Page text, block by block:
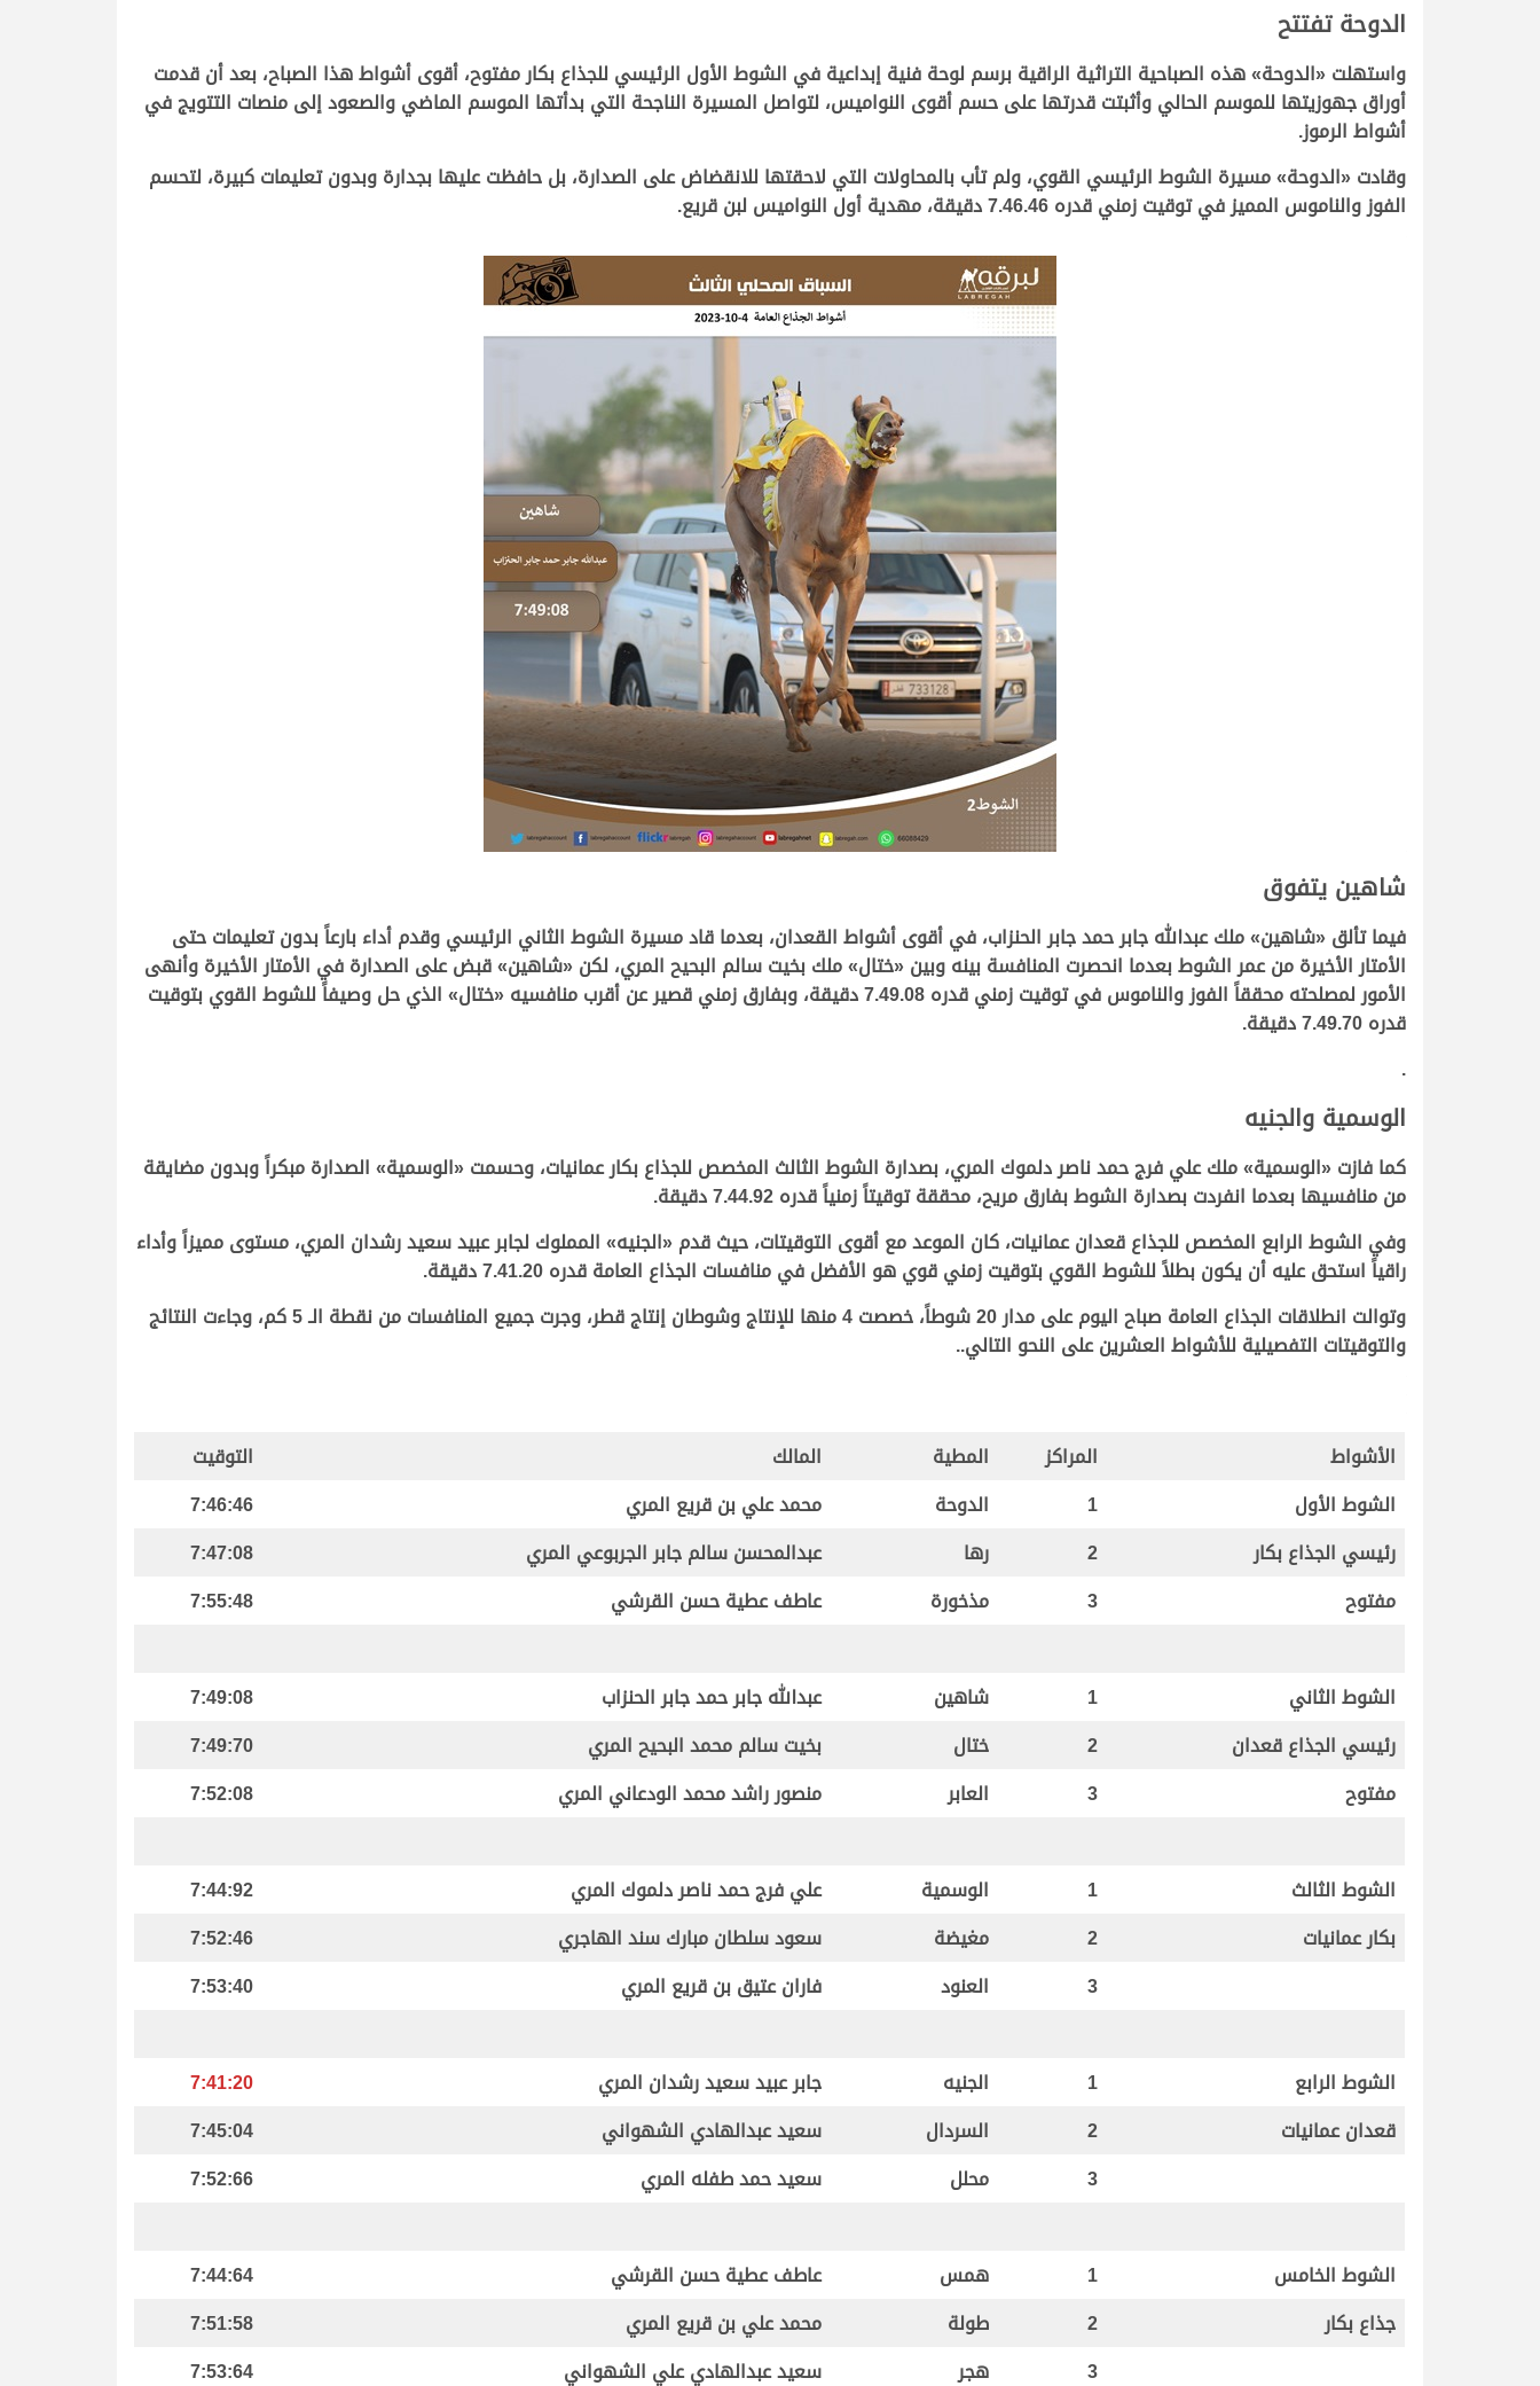
الدوحة تفتتح
واستهلت«الدوحة»هذه الصباحية التراثية الراقية برسم لوحة فنية إبداعية في الشوط الأول الرئيسي للجذاع بكار مفتوح، أقوى أشواط هذا الصباح، بعد أن قدمت
أوراق جهوزيتها للموسم الحالي وأثبتت قدرتها على حسم أقوى النواميس، لتواصل المسيرة الناجحة التي بدأتها الموسم الماضي والصعود إلى منصات التتويج في
أشواط الرموز.
وقادت «الدوحة» مسيرة الشوط الرئيسي القوي، ولم تأب بالمحاولات التي لاحقتها للانقضاض على الصدارة، بل حافظت عليها بجدارة وبدون تعليمات كبيرة، لتحسم
الفوز والناموس المميز في توقيت زمني قدره 7.46.46 دقيقة، مهدية أول النواميس لبن قريع.
شاهين يتفوق
فيما تألق«شاهين» ملكعبدالله جابر حمد جابر الحنزاب، في أقوى أشواط القعدان، بعدما قاد مسيرة الشوط الثاني الرئيسي وقدم أداء بارعاً بدون تعليمات حتى
الأمتار الأخيرة من عمر الشوط بعدما انحصرت المنافسة بينه وبين«ختال»ملك بخيت سالم البحيح المري، لكن«شاهين» قبض على الصدارة في الأمتار الأخيرة وأنهى
الأمور لمصلحته محققاً الفوز والناموس في توقيت زمني قدره 7.49.08 دقيقة، وبفارق زمني قصير عن أقرب منافسيه «
ختال»الذي حل وصيفاً للشوط القوي بتوقيت
قدره 7.49.70 دقيقة.
.
الوسمية والجنيه
كما فازت«الوسمية»ملكعلي فرج حمد ناصر دلموك المري، بصدارة الشوط الثالث المخصص للجذاع بكار عمانيات، وحسمت«الوسمية»الصدارة مبكراً وبدون مضايقة
من منافسيها بعدما انفردت بصدارة الشوط بفارق مريح، محققة توقيتاً زمنياً قدره 7.44.92 دقيقة.
وفي الشوط الرابع المخصص للجذاع قعدان عمانيات، كان الموعد مع أقوى التوقيتات، حيث قدم«الجنيه»المملوك لجابر عبيد سعيد رشدان المري، مستوى مميزاً وأداء
راقياً استحق عليه أن يكون بطلاً للشوط القوي بتوقيت زمني قوي هو الأفضل في منافسات الجذاع العامة قدره 7.41.20 دقيقة.
وتوالت انطلاقات الجذاع العامة صباح اليوم على مدار 20 شوطاً، خصصت 4 منها للإنتاج وشوطان إنتاج قطر، وجرت جميع المنافسات من نقطة الـ 5 كم، وجاءت النتائج
والتوقيتات التفصيلية للأشواط العشرين على النحو التالي..
الأشواط المراكز المطية المالك
التوقيت
الشوط الأول
1 الدوحة محمد علي بن قريع المري
7:46:46
رئيسي الجذاع بكار
2 رها عبدالمحسن سالم جابر الجربوعي المري
7:47:08
مفتوح
3 مذخورة عاطف عطية حسن القرشي 7:55:48
الشوط الثاني 1 شاهين عبدالله جابر حمد جابر الحنزاب
7:49:08
رئيسي الجذاع قعدان
2 ختال بخيت سالم محمد البحيح المري
7:49:70
مفتوح
3 العابر منصور راشد محمد الودعاني المري 7:52:08
الشوط الثالث 1 الوسمية علي فرج حمد ناصر دلموك المري
7:44:92
بكار عمانيات
2 مغيضة سعود سلطان مبارك سند الهاجري
7:52:46
3
العنود فاران عتيق بن قريع المري 7:53:40
الشوط الرابع 1 الجنيه جابر عبيد سعيد رشدان المري
7:41:20
قعدان عمانيات
2 السردال سعيد عبدالهادي الشهواني
7:45:04
3
محلل سعيد حمد طفله المري 7:52:66
الشوط الخامس 1 همس عاطف عطية حسن القرشي
7:44:64
جذاع بكار
2 طولة محمد علي بن قريع المري
7:51:58
3
هجر سعيد عبدالهادي علي الشهواني 7:53:64